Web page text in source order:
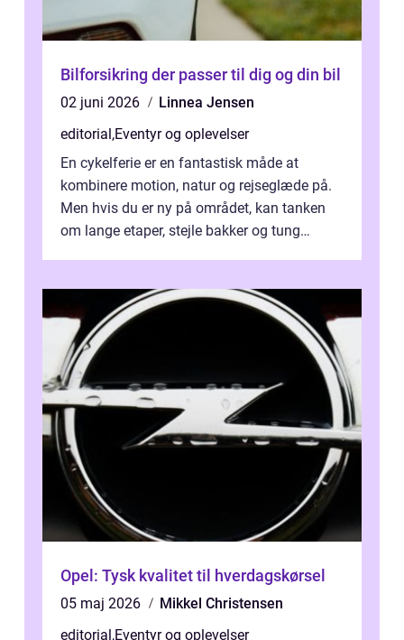
Bilforsikring der passer til dig og din bil
02 juni 2026
Linnea Jensen
editorial,Eventyr og oplevelser
En cykelferie er en fantastisk måde at
kombinere motion, natur og rejseglæde på.
Men hvis du er ny på området, kan tanken
om lange etaper, stejle bakker og tung
Opel: Tysk kvalitet til hverdagskørsel
05 maj 2026
Mikkel Christensen
editorial,Eventyr og oplevelser